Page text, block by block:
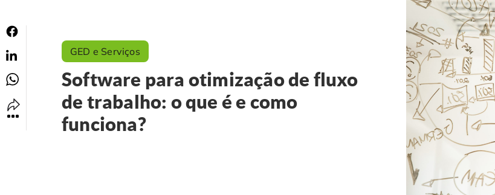
GED e Serviços
Software para otimização de fluxo
de trabalho: o que é e como
funciona?